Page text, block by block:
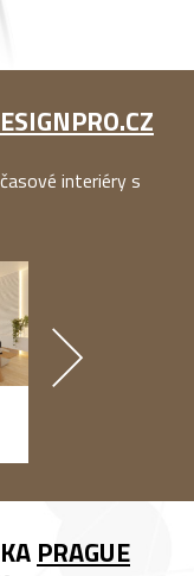
interiéry s
PRAGUE